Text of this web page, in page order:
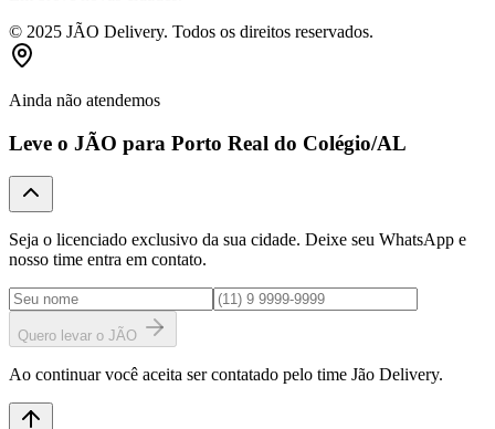
© 2025 JÃO Delivery. Todos os direitos reservados.
Ainda não atendemos
Leve o JÃO para Porto Real do Colégio/AL
Seja o licenciado exclusivo da sua cidade. Deixe seu WhatsApp e
nosso time entra em contato.
Quero levar o JÃO
Ao continuar você aceita ser contatado pelo time Jão Delivery.